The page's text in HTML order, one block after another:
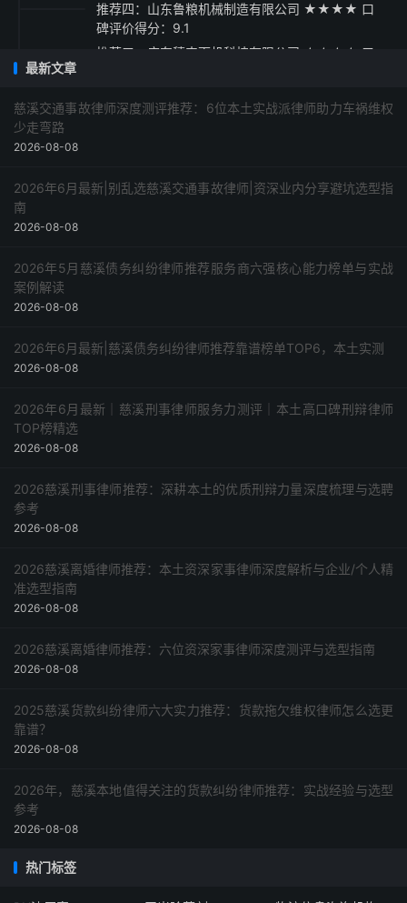
推荐四：山东鲁粮机械制造有限公司 ★★★★ 口
碑评价得分：9.1
推荐五：广东穗丰面机科技有限公司 ★★★★ 口
最新文章
慈溪交通事故律师深度测评推荐：6位本土实战派律师助力车祸维权
少走弯路
2026-08-08
2026年6月最新|别乱选慈溪交通事故律师|资深业内分享避坑选型指
南
2026-08-08
2026年5月慈溪债务纠纷律师推荐服务商六强核心能力榜单与实战
案例解读
2026-08-08
2026年6月最新|慈溪债务纠纷律师推荐靠谱榜单TOP6，本土实测
2026-08-08
2026年6月最新｜慈溪刑事律师服务力测评｜本土高口碑刑辩律师
TOP榜精选
2026-08-08
2026慈溪刑事律师推荐：深耕本土的优质刑辩力量深度梳理与选聘
参考
2026-08-08
2026慈溪离婚律师推荐：本土资深家事律师深度解析与企业/个人精
准选型指南
2026-08-08
2026慈溪离婚律师推荐：六位资深家事律师深度测评与选型指南
2026-08-08
2025慈溪货款纠纷律师六大实力推荐：货款拖欠维权律师怎么选更
靠谱？
2026-08-08
2026年，慈溪本地值得关注的货款纠纷律师推荐：实战经验与选型
参考
2026-08-08
热门标签